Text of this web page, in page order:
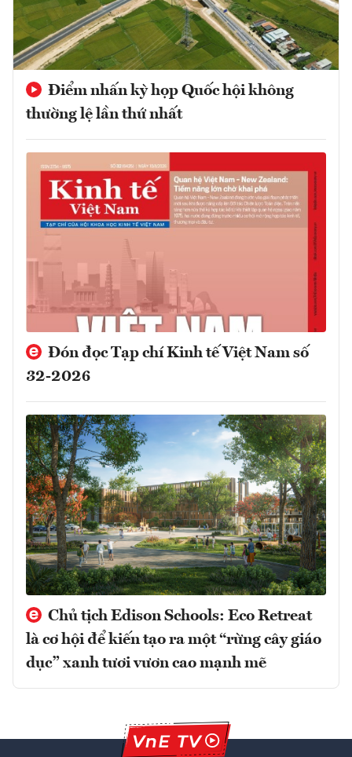
Điểm nhấn kỳ họp Quốc hội không
thường lệ lần thứ nhất
Đón đọc Tạp chí Kinh tế Việt Nam số
32-2026
Chủ tịch Edison Schools: Eco Retreat
là cơ hội để kiến tạo ra một “rừng cây giáo
dục” xanh tươi vươn cao mạnh mẽ